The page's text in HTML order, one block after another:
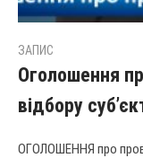
ЗАПИС
Оголошення
відбору
ОГОЛОШЕННЯ про